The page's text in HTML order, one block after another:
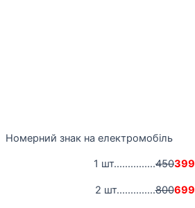
Номерний знак на електромобіль
1 шт...............450399
2 шт..............800699